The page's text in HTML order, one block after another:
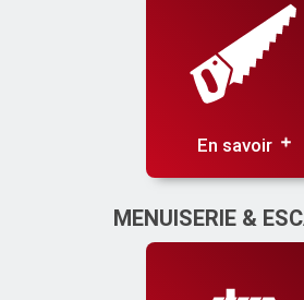
En savoir
MENUISERIE &